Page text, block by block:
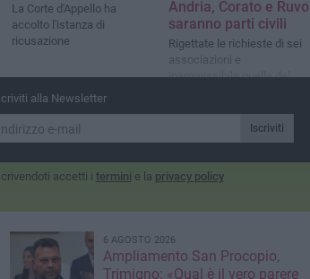
La Corte d'Appello ha
accolto l'istanza di
ricusazione
Andria, Corato e Ruvo
saranno parti civili
Rigettate le richieste di sei
associazioni e
inammissibile quella del
alla Newsletter
Iscriviti
accetti i termini e la privacy policy
6 AGOSTO 2026
Ampliamento San Procopio,
Trimigno: «Qual è il vero parere